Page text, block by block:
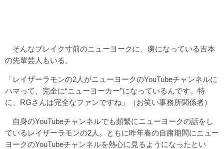
そんなブレイク寸前のニューヨークに、虜になっている吉本
の先輩芸人もいる。
「レイザーラモンの2人がニューヨークのYouTubeチャンネルに
ハマって、完全に“ニューヨーカー”になっているんです。特
に、RGさんは完全なファンですね」（お笑い事務所関係者）
自身のYouTubeチャンネルでも頻繁にニューヨークの話をし
ているレイザーラモンの2人。ともに昨年春の自粛期間にニュー
ヨークのYouTubeチャンネルを熱心に見るようになったとい